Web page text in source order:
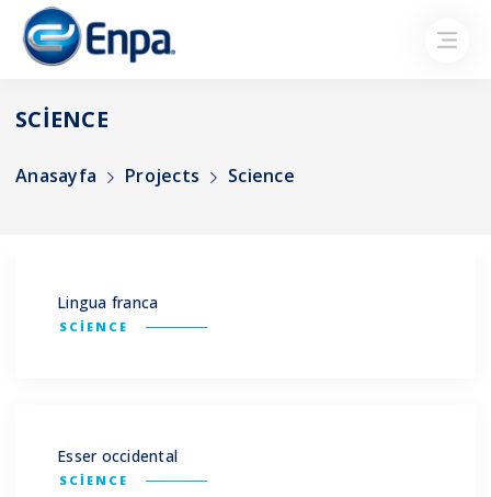
SCIENCE
Anasayfa Projects Science
Lingua franca
SCIENCE
Esser occidental
SCIENCE